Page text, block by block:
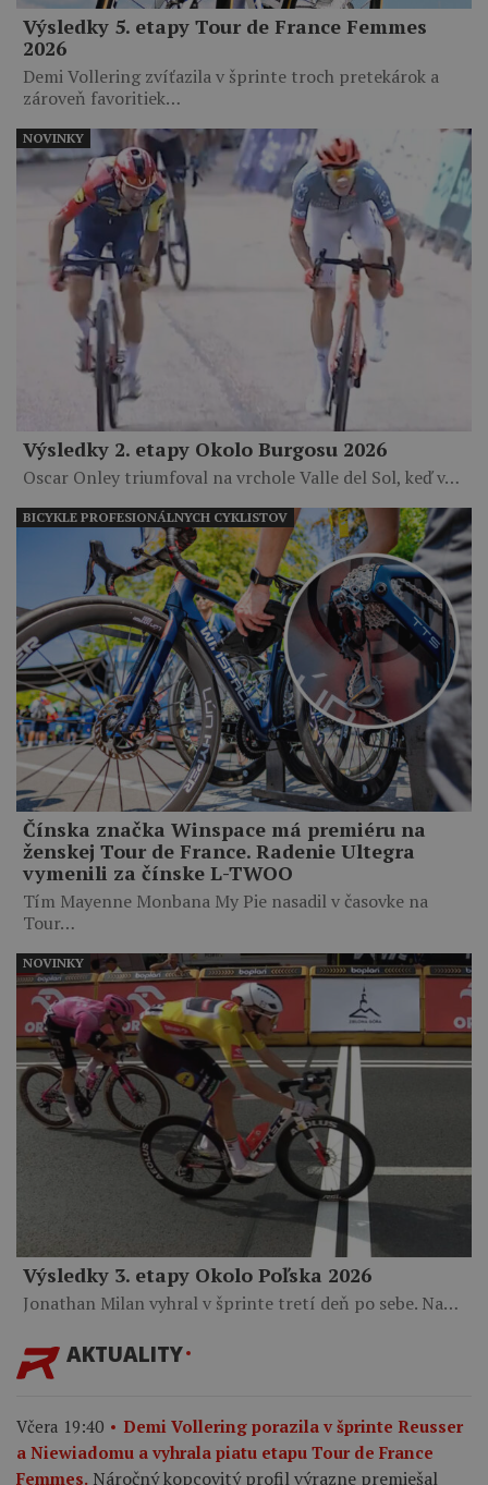
Výsledky 5. etapy Tour de France Femmes
2026
Demi Vollering zvíťazila v šprinte troch pretekárok a
zároveň favoritiek…
Výsledky 2. etapy Okolo Burgosu 2026
Oscar Onley triumfoval na vrchole Valle del Sol, keď v…
NOVINKY
Čínska značka Winspace má premiéru na
ženskej Tour de France. Radenie Ultegra
vymenili za čínske L-TWOO
Tím Mayenne Monbana My Pie nasadil v časovke na
Tour…
BICYKLE PROFESIONÁLNYCH CYKLISTOV
Výsledky 3. etapy Okolo Poľska 2026
Jonathan Milan vyhral v šprinte tretí deň po sebe. Na…
NOVINKY
AKTUALITY
Včera 19:40
Demi Vollering porazila v šprinte Reusser
a Niewiadomu a vyhrala piatu etapu Tour de France
Femmes. Náročný kopcovitý profil výrazne premiešal